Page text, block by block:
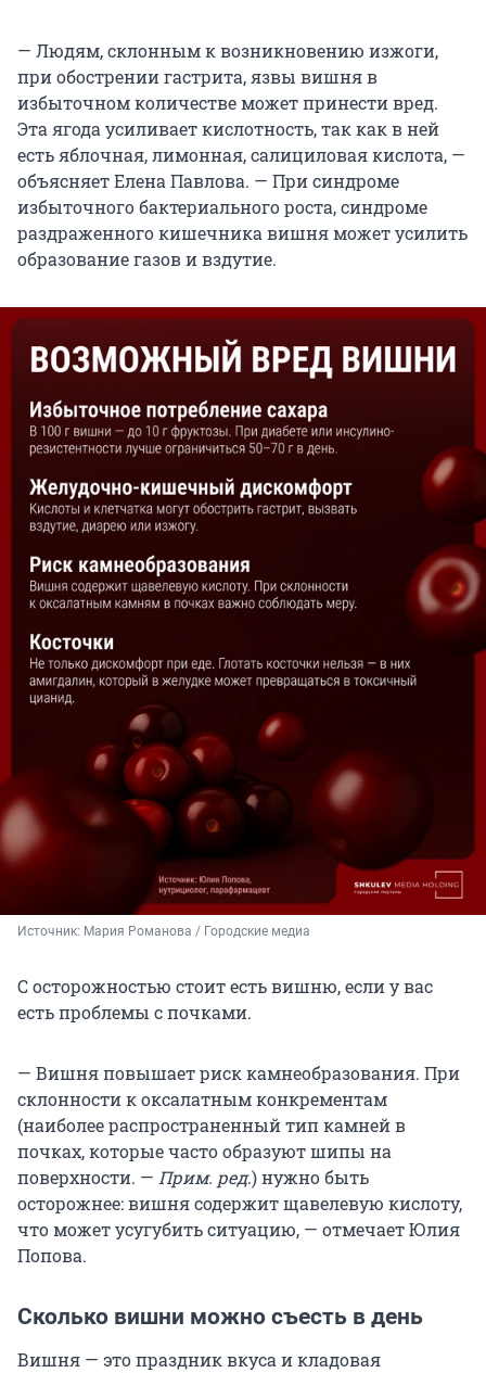
— Людям, склонным к возникновению изжоги,
при обострении гастрита, язвы вишня в
избыточном количестве может принести вред.
Эта ягода усиливает кислотность, так как в ней
есть яблочная, лимонная, салициловая кислота, —
объясняет Елена Павлова. — При синдроме
избыточного бактериального роста, синдроме
раздраженного кишечника вишня может усилить
образование газов и вздутие.
Источник: Мария Романова / Городские медиа
С осторожностью стоит есть вишню, если у вас
есть проблемы с почками.
— Вишня повышает риск камнеобразования. При
склонности к оксалатным конкрементам
(наиболее распространенный тип камней в
почках, которые часто образуют шипы на
поверхности. — Прим. ред.) нужно быть
осторожнее: вишня содержит щавелевую кислоту,
что может усугубить ситуацию, — отмечает Юлия
Попова.
Сколько вишни можно съесть в день
Вишня — это праздник вкуса и кладовая